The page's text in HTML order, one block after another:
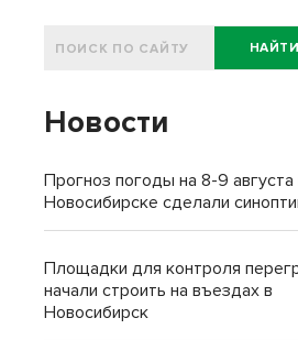
НАЙТИ
Новости
Прогноз погоды на 8-9 августа
Новосибирске сделали
Площадки для контроля
начали строить на въездах в
Новосибирск